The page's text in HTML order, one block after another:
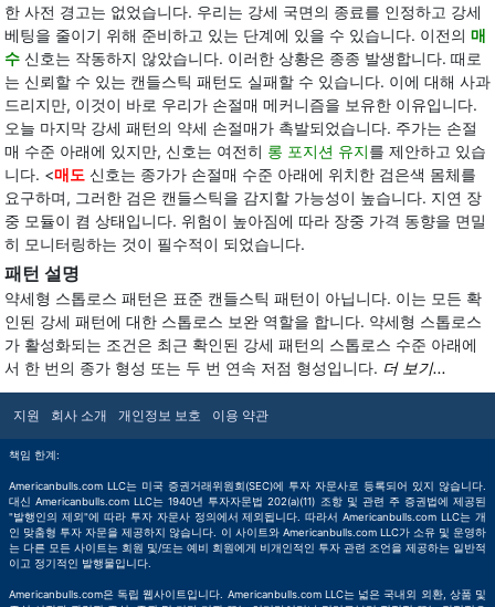
한 사전 경고는 없었습니다. 우리는 강세 국면의 종료를 인정하고 강세
베팅을 줄이기 위해 준비하고 있는 단계에 있을 수 있습니다. 이전의 매
수 신호는 작동하지 않았습니다. 이러한 상황은 종종 발생합니다. 때로
는 신뢰할 수 있는 캔들스틱 패턴도 실패할 수 있습니다. 이에 대해 사과
드리지만, 이것이 바로 우리가 손절매 메커니즘을 보유한 이유입니다.
오늘 마지막 강세 패턴의 약세 손절매가 촉발되었습니다. 주가는 손절
매 수준 아래에 있지만, 신호는 여전히 롱 포지션 유지를 제안하고 있습
니다. <매도 신호는 종가가 손절매 수준 아래에 위치한 검은색 몸체를
요구하며, 그러한 검은 캔들스틱을 감지할 가능성이 높습니다. 지연 장
중 모듈이 켬 상태입니다. 위험이 높아짐에 따라 장중 가격 동향을 면밀
히 모니터링하는 것이 필수적이 되었습니다.
패턴 설명
약세형 스톱로스 패턴은 표준 캔들스틱 패턴이 아닙니다. 이는 모든 확
인된 강세 패턴에 대한 스톱로스 보완 역할을 합니다. 약세형 스톱로스
가 활성화되는 조건은 최근 확인된 강세 패턴의 스톱로스 수준 아래에
서 한 번의 종가 형성 또는 두 번 연속 저점 형성입니다. 더 보기...
지원 회사 소개 개인정보 보호 이용 약관
책임 한계:
Americanbulls.com LLC는 미국 증권거래위원회(SEC)에 투자 자문사로 등록되어 있지 않습니다.
대신 Americanbulls.com LLC는 1940년 투자자문법 202(a)(11) 조항 및 관련 주 증권법에 제공된
"발행인의 제외"에 따라 투자 자문사 정의에서 제외됩니다. 따라서 Americanbulls.com LLC는 개
인 맞춤형 투자 자문을 제공하지 않습니다. 이 사이트와 Americanbulls.com LLC가 소유 및 운영하
는 다른 모든 사이트는 회원 및/또는 예비 회원에게 비개인적인 투자 관련 조언을 제공하는 일반적
이고 정기적인 발행물입니다.
Americanbulls.com은 독립 웹사이트입니다. Americanbulls.com LLC는 넓은 국내외 외환, 상품 및